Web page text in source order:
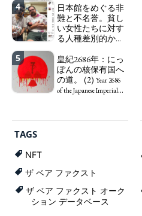
Finance Minister
KATAYAMA Satsuki
should be fired
immediately! Today: 1
Japanese Have Long Been
Draining Their Own Yen.
Prime Minister
TAKAICHI Sanae: "The
で、自己憐憫に浸
る日本人女性サナ
エ：道標としての
破壊。"I wanna die, I
set me free" - Sanae, a
Japanese woman who is
sleepless, sexless, depressive
and wallowing in self-
4
日本館をめぐる非
難と不名誉。貧し
い女性たちに対す
る人種差別的かつ
取。保守的な日本
の家父長制の強
化。戸籍制度の強
化。差別的な血統
conservative Japanese
of the family registration
system. Reinforcement of
5
皇紀2686年：にっ
ぽんの核保有国へ
の道。 (2) Year 2686
of the Japanese Imperial
TAGS
NFT
ザ ベア ファクスト
ザ ベア ファクスト オーク
ション データベース